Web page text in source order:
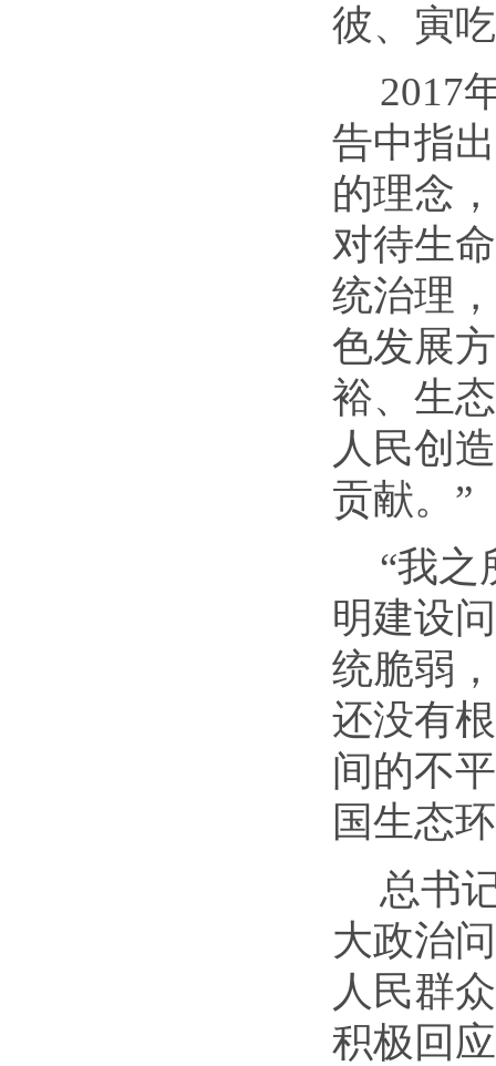
彼、寅
2017
告中指
的理念
对待生
统治理
色发展
裕、生
人民创
贡献。”
“我之
明建设
统脆弱
还没有
间的不
国生态
总书
大政治
人民群
积极回